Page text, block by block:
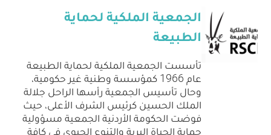
الجمعية الملكية لحماية
الطبيعة
تأسست الجمعية الملكية لحماية الطبيعة
عام 1966 كمؤسسة وطنية غير حكومية،
وحال تأسيس الجمعية رأسها الراحل جلالة
الملك الحسين كرئيس الشرف الأعلى، حيث
فوضت الحكومة الأردنية الجمعية مسؤولية
حماية الحياة البرية والتنوع الحيوي في كافة